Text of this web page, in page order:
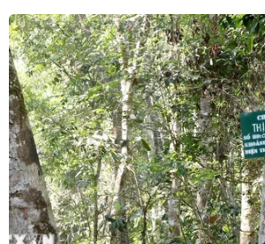
TIN CÙNG CHUYÊN MỤC
Nga thông báo tấn công
cứ ngầm của Ukraine